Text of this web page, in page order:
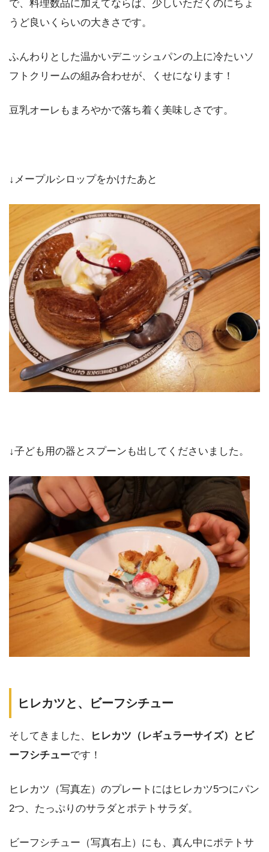
で、料理数品に加えてならば、少しいただくのにちょ
うど良いくらいの大きさです。
ふんわりとした温かいデニッシュパンの上に冷たいソ
フトクリームの組み合わせが、くせになります！
豆乳オーレもまろやかで落ち着く美味しさです。
↓メープルシロップをかけたあと
↓子ども用の器とスプーンも出してくださいました。
ヒレカツと、ビーフシチュー
そしてきました、
ヒレカツ（レギュラーサイズ）とビ
ーフシチューです！
ヒレカツ（写真左）のプレートにはヒレカツ5つにパン
2つ、たっぷりのサラダとポテトサラダ。
ビーフシチュー（写真右上）にも、真ん中にポテトサ